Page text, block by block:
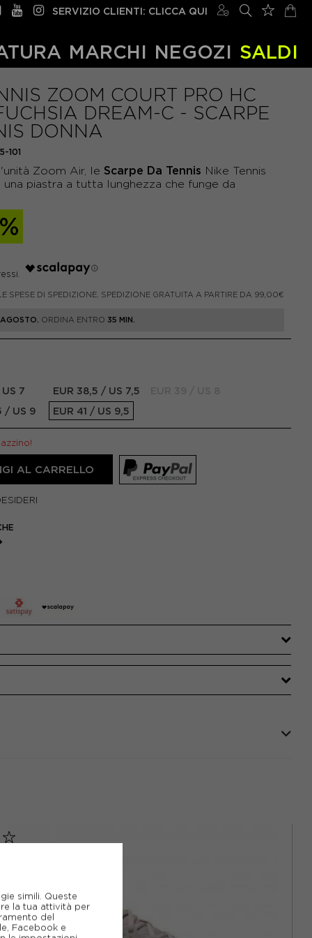
SERVIZIO CLIENTI: CLICCA QUI
MARCHI NEGOZI SALDI
ZOOM COURT PRO HC
DREAM-C - SCARPE
DONNA
101
Zoom Air, le Scarpe Da Tennis Nike Tennis
piastra a tutta lunghezza che funge da
SPESE DI SPEDIZIONE. SPEDIZIONE GRATUITA A PARTIRE DA 99,00€
ORDINA ENTRO 35 MIN.
7 EUR 38,5 / US 7,5
/ US 9 EUR 41 / US 9,5
AL CARRELLO
simili. Queste
la tua attività per
del
Facebook e